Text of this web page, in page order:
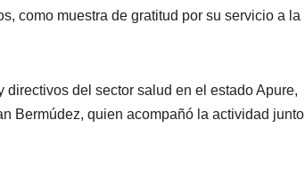
como muestra de gratitud por su servicio a la
del sector salud en el estado Apure,
Bermúdez, quien acompañó la actividad junto